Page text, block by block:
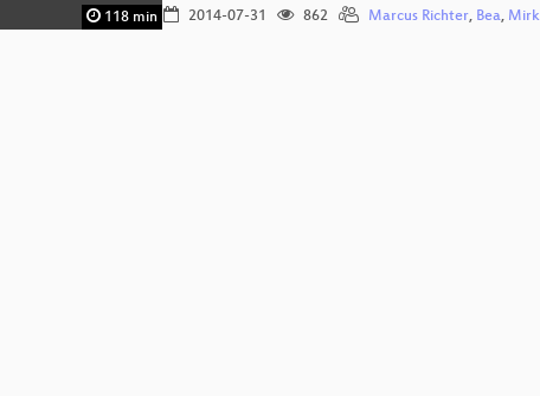
118 min 2014-07-31 862 Marcus Richter, Bea,